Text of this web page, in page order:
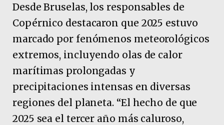
Desde Bruselas, los responsables de
Copérnico destacaron que 2025 estuvo
marcado por fenómenos meteorológicos
extremos, incluyendo olas de calor
marítimas prolongadas y
precipitaciones intensas en diversas
regiones del planeta. “El hecho de que
2025 sea el tercer año más caluroso,